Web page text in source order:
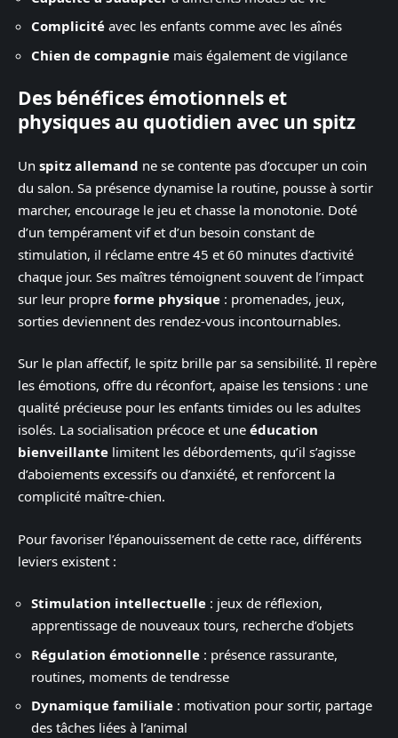
Complicité avec les enfants comme avec les aînés
Chien de compagnie mais également de vigilance
Des bénéfices émotionnels et
physiques au quotidien avec un spitz
Un spitz allemand ne se contente pas d’occuper un coin
du salon. Sa présence dynamise la routine, pousse à sortir
marcher, encourage le jeu et chasse la monotonie. Doté
d’un tempérament vif et d’un besoin constant de
stimulation, il réclame entre 45 et 60 minutes d’activité
chaque jour. Ses maîtres témoignent souvent de l’impact
sur leur propre forme physique : promenades, jeux,
sorties deviennent des rendez-vous incontournables.
Sur le plan affectif, le spitz brille par sa sensibilité. Il repère
les émotions, offre du réconfort, apaise les tensions : une
qualité précieuse pour les enfants timides ou les adultes
isolés. La socialisation précoce et une éducation
bienveillante limitent les débordements, qu’il s’agisse
d’aboiements excessifs ou d’anxiété, et renforcent la
complicité maître-chien.
Pour favoriser l’épanouissement de cette race, différents
leviers existent :
Stimulation intellectuelle : jeux de réflexion,
apprentissage de nouveaux tours, recherche d’objets
Régulation émotionnelle : présence rassurante,
routines, moments de tendresse
Dynamique familiale : motivation pour sortir, partage
des tâches liées à l’animal